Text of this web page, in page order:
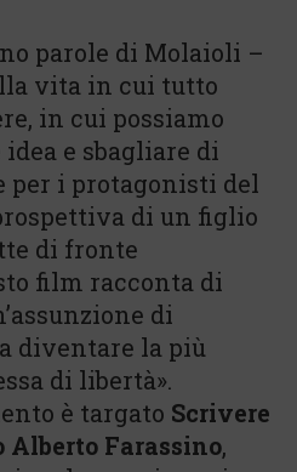
parole di Molaioli –
vita in cui tutto
in cui possiamo
e sbagliare di
per i protagonisti del
di un figlio
di fronte
film racconta di
di
diventare la più
di libertà».
è targato Scrivere
Alberto Farassino,